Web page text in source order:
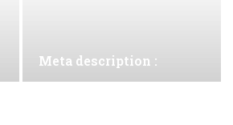
Meta description :